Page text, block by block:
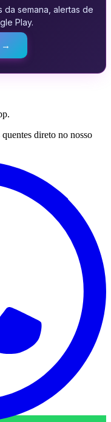
semana, alertas de
Play.
→
direto no nosso